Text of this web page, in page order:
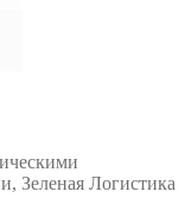
Логистика